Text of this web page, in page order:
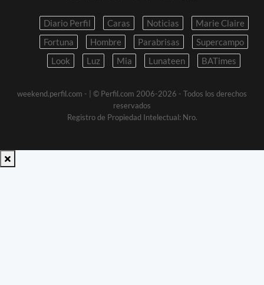
Diario Perfil Caras Noticias
Marie Claire
Fortuna
Hombre Parabrisas
Supercampo
Look
Luz Mia Lunateen BATimes
weekend.perfil.com -
| © Perfil.com 2006-2026 - Todos los derechos
reservados
Registro de Propiedad Intelectual: Nro.